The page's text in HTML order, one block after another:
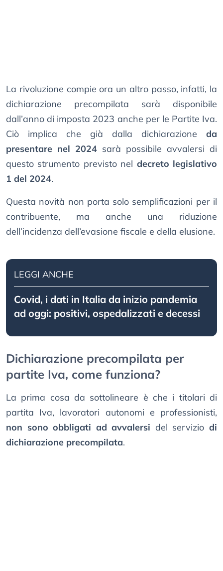
La rivoluzione compie ora un altro passo, infatti, la
dichiarazione precompilata sarà disponibile
dall’anno di imposta 2023 anche per le Partite Iva.
Ciò implica che già dalla dichiarazione da
presentare nel 2024 sarà possibile avvalersi di
questo strumento previsto nel decreto legislativo
1 del 2024.
Questa novità non porta solo semplificazioni per il
contribuente, ma anche una riduzione
dell’incidenza dell’evasione fiscale e della elusione.
LEGGI ANCHE
Covid, i dati in Italia da inizio pandemia
ad oggi: positivi, ospedalizzati e decessi
Dichiarazione precompilata per
partite Iva, come funziona?
La prima cosa da sottolineare è che i titolari di
partita Iva, lavoratori autonomi e professionisti,
non sono obbligati ad avvalersi del serviziodi
dichiarazione precompilata.